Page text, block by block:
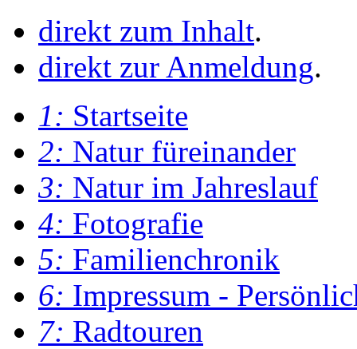
direkt zum Inhalt.
direkt zur Anmeldung.
1: Startseite
2: Natur füreinander
3: Natur im Jahreslauf
4: Fotografie
5: Familienchronik
6: Impressum -
7: Radtouren